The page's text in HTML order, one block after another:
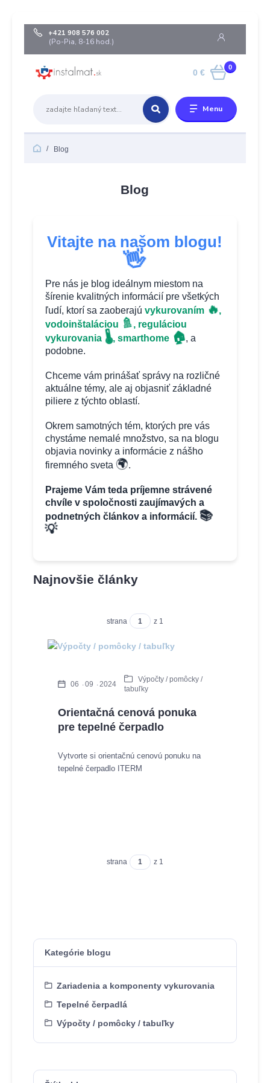
Menu
+421 908 576 002
(Po-Pia, 8-16 hod.)
0
0 €
Blog
Kategórie blogu
Zariadenia a komponenty vykurovania
Tepelné čerpadlá
Výpočty / pomôcky / tabuľky
Blog
Vitajte na našom blogu!
👋
Pre nás je blog ideálnym miestom na
šírenie kvalitných informácií pre všetkých
ľudí, ktorí sa zaoberajú vykurovaním 🔥,
vodoinštaláciou 🚿, reguláciou
vykurovania 🌡️, smarthome 🏠, a
podobne.
Chceme vám prinášať správy na rozličné
aktuálne témy, ale aj objasniť základné
piliere z týchto oblastí.
Okrem samotných tém, ktorých pre vás
chystáme nemalé množstvo, sa na blogu
objavia novinky a informácie z nášho
firemného sveta 🌍.
Prajeme Vám teda príjemne strávené
chvíle v spoločnosti zaujímavých a
podnetných článkov a informácií. 📚
💡
Najnovšie články
strana z 1
Orientačná cenová ponuka
pre tepelné čerpadlo
06 09 2024
Výpočty / pomôcky /
tabuľky
Vytvorte si orientačnú cenovú ponuku na
tepelné čerpadlo ITERM
strana z 1